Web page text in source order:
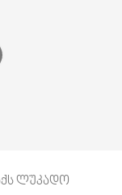
ლუკადო